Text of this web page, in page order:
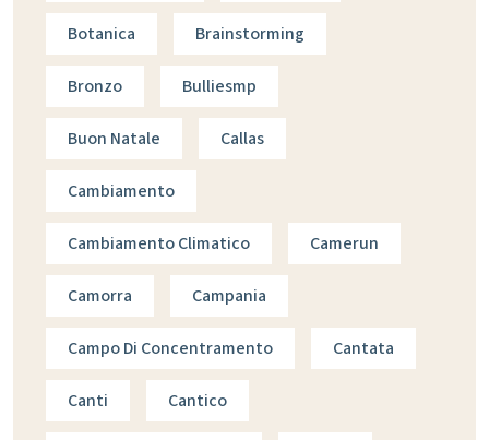
Botanica Brainstorming
Bronzo Bulliesmp
Buon Natale Callas
Cambiamento
Cambiamento Climatico Camerun
Camorra Campania
Campo Di Concentramento Cantata
Canti Cantico